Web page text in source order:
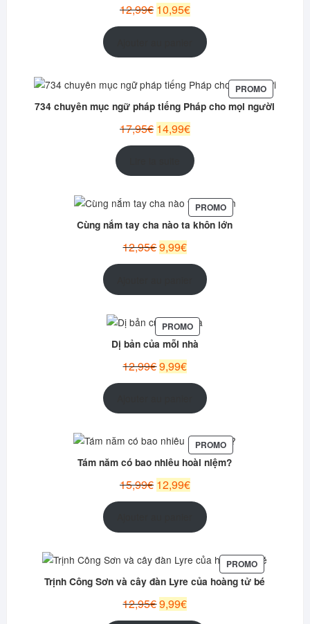
12,99€ Le
prix
10,95€Le
prix
actuel
est :
PROMOPRODUIT
EN
734 chuyên mục ngữ pháp tiếng Pháp cho mọi người
17,95€ Le
14,99€Le
actuel
est :
PROMOPRODUIT
EN
Cùng nắm tay cha nào ta khôn lớn
12,95€Le
prix
9,99€Le
prix
actuel
est :
PROMOPRODUIT
EN
PROMOTION
Dị bản của mỗi nhà
12,99€Le
9,99€Le
actuel
est :
PROMOPRODUIT
EN
PROMOTION
Tám năm có bao nhiêu hoài niệm?
15,99€ Le
prix
12,99€Le
prix
actuel
est :
PROMOPRODUIT
EN
PROMOTION
Trịnh Công Sơn và cây đàn Lyre của hoàng tử bé
12,95€Le
9,99€Le